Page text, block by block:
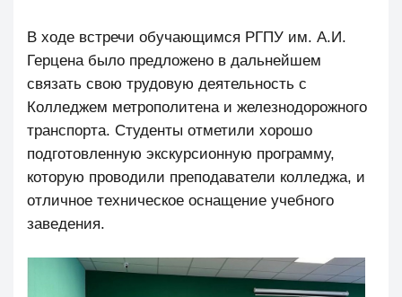
В ходе встречи обучающимся РГПУ им. А.И.
Герцена было предложено в дальнейшем
связать свою трудовую деятельность с
Колледжем метрополитена и железнодорожного
транспорта. Студенты отметили хорошо
подготовленную экскурсионную программу,
которую проводили преподаватели колледжа, и
отличное техническое оснащение учебного
заведения.